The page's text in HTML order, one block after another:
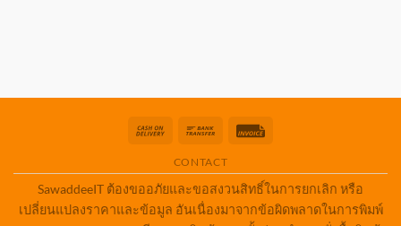
Cash
Delivery
Bank
CONTACT
SawaddeeIT ต้องขออภัยและขอสงวนสิทธิ์ในการยกเลิก หรือ
เปลี่ยนแปลงราคาและข้อมูล อันเนื่องมาจากข้อผิดพลาดในการพิมพ์